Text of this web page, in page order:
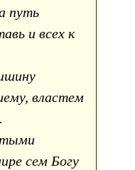
путь
и всех к
властем
сем Богу